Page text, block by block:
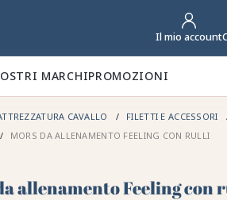
Il mio account
MARCHIPROMOZIONI
CAVALLO FILETTI E ACCESSORI
MORS DA ALLENAMENTO FEELING CON RULLI
allenamento Feeling con